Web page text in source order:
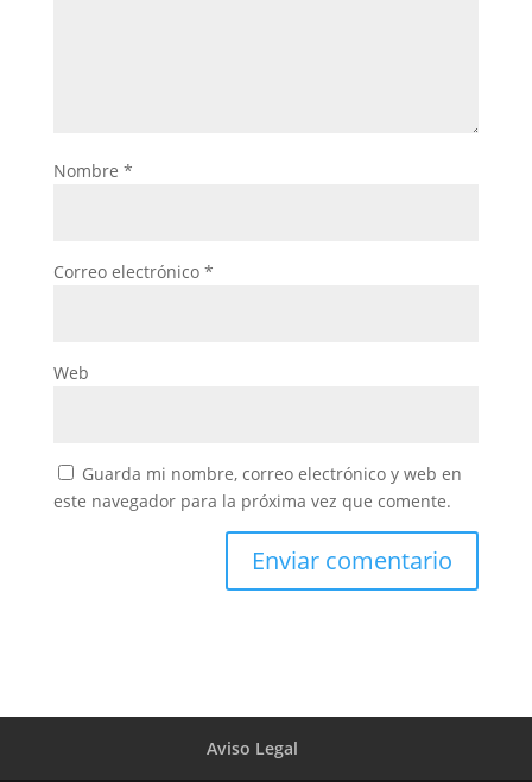
Nombre *
Correo electrónico *
Web
Guarda mi nombre, correo electrónico y web en
este navegador para la próxima vez que comente.
Aviso Legal